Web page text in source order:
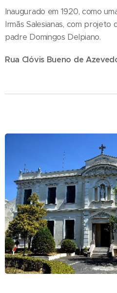
Inaugurado em 1920, como
Irmãs Salesianas, com
padre Domingos Delpiano.
Rua Clóvis Bueno de